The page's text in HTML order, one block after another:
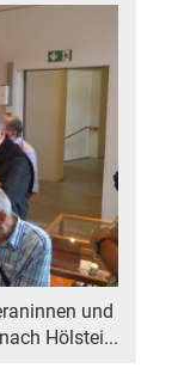
und
Hölstei...